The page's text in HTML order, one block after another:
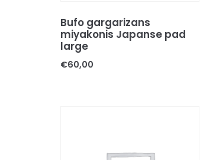
Bufo gargarizans
miyakonis Japanse pad
large
€60,00